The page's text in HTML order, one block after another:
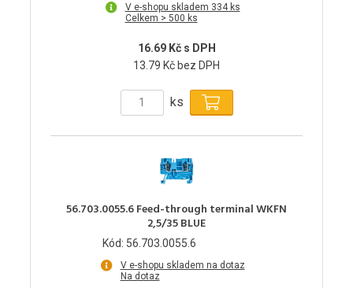
V e-shopu skladem 334 ks
Celkem > 500 ks
16.69 Kč s DPH
13.79 Kč bez DPH
ks
56.703.0055.6 Feed-through terminal WKFN
2,5/35 BLUE
Kód: 56.703.0055.6
V e-shopu skladem na dotaz
Na dotaz